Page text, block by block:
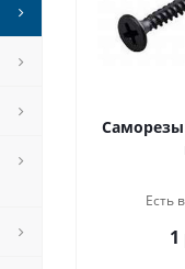
Саморезы
Есть
1